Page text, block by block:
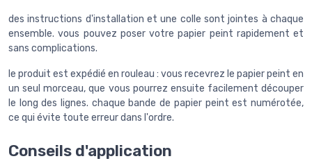
des instructions d'installation et une colle sont jointes à chaque
ensemble. vous pouvez poser votre papier peint rapidement et
sans complications.
le produit est expédié en rouleau : vous recevrez le papier peint en
un seul morceau, que vous pourrez ensuite facilement découper
le long des lignes. chaque bande de papier peint est numérotée,
ce qui évite toute erreur dans l'ordre.
Conseils d'application